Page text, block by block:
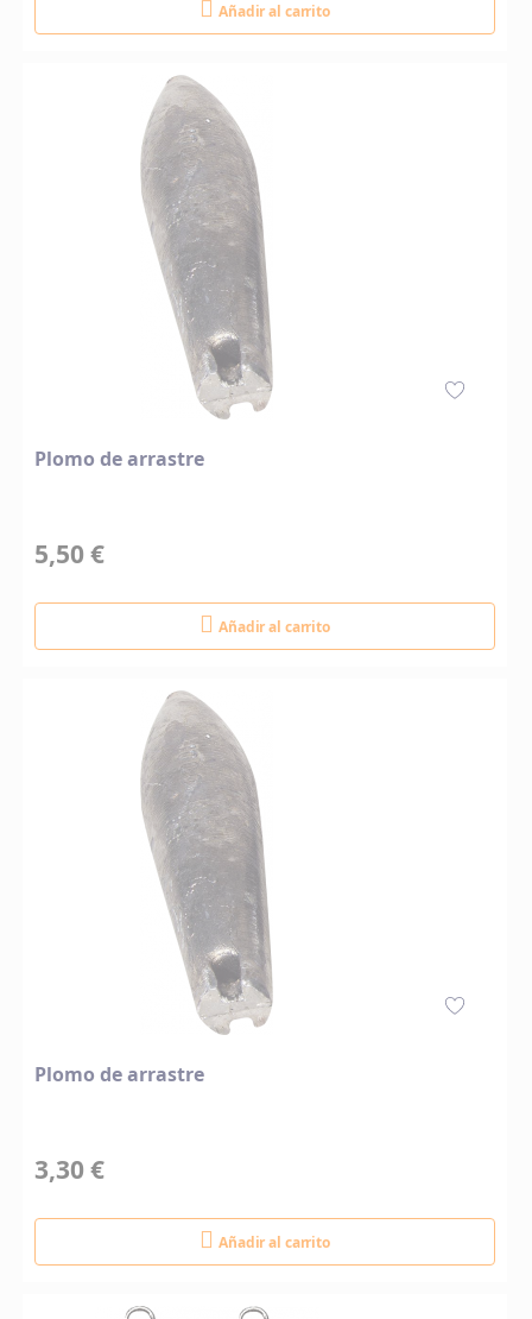
Añadir al carrito
Plomo de arrastre
5,50 €
Añadir al carrito
Plomo de arrastre
3,30 €
Añadir al carrito